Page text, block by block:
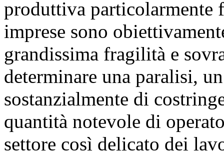
produttiva particolarmente
imprese sono
grandissima fragilità e
determinare una paralisi,
sostanzialmente di
quantità notevole di
settore così delicato dei